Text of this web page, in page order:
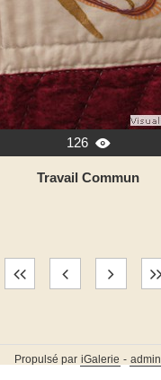
126 
Travail Commun
Propulsé par iGalerie - admin